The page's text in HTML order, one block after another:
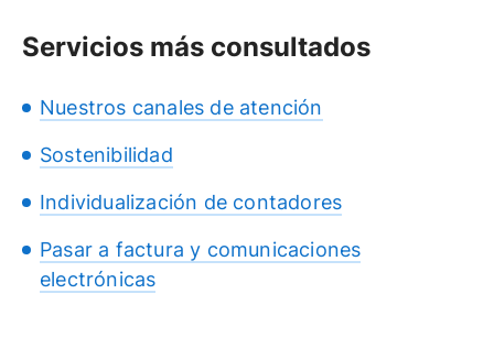
Servicios más consultados
Nuestros canales de atención
Sostenibilidad
Individualización de contadores
Pasar a factura y comunicaciones
electrónicas